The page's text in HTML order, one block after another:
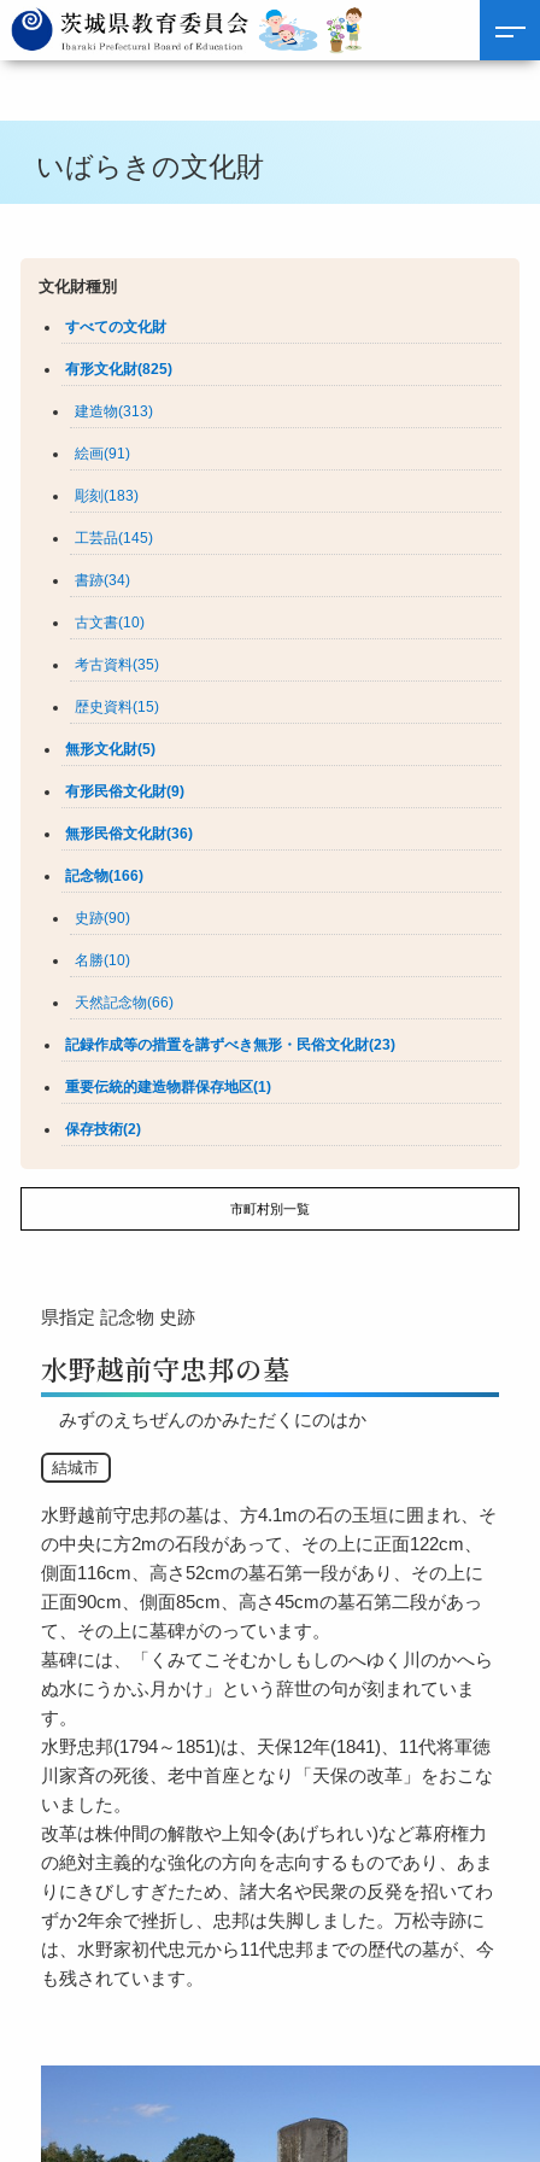
いばらきの文化財
文化財種別
すべての文化財
有形文化財(825)
建造物(313)
絵画(91)
彫刻(183)
工芸品(145)
書跡(34)
古文書(10)
考古資料(35)
歴史資料(15)
無形文化財(5)
有形民俗文化財(9)
無形民俗文化財(36)
記念物(166)
史跡(90)
名勝(10)
天然記念物(66)
記録作成等の措置を講ずべき無形・民俗文化財(23)
重要伝統的建造物群保存地区(1)
保存技術(2)
市町村別一覧
県指定 記念物 史跡
水野越前守忠邦の墓
みずのえちぜんのかみただくにのはか
結城市
水野越前守忠邦の墓は、方4.1mの石の玉垣に囲まれ、そ
の中央に方2mの石段があって、その上に正面122cm、
側面116cm、高さ52cmの墓石第一段があり、その上に
正面90cm、側面85cm、高さ45cmの墓石第二段があっ
て、その上に墓碑がのっています。
墓碑には、「くみてこそむかしもしのへゆく川のかへら
ぬ水にうかふ月かけ」という辞世の句が刻まれていま
す。
水野忠邦(1794～1851)は、天保12年(1841)、11代将軍徳
川家斉の死後、老中首座となり「天保の改革」をおこな
いました。
改革は株仲間の解散や上知令(あげちれい)など幕府権力
の絶対主義的な強化の方向を志向するものであり、あま
りにきびしすぎたため、諸大名や民衆の反発を招いてわ
ずか2年余で挫折し、忠邦は失脚しました。万松寺跡に
は、水野家初代忠元から11代忠邦までの歴代の墓が、今
も残されています。